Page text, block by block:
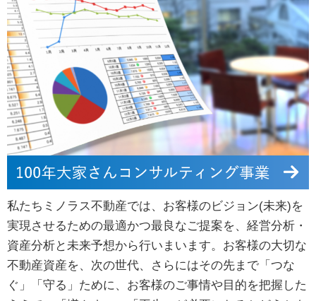
私たちミノラス不動産では、お客様のビジョン(未来)を
実現させるための最適かつ最良なご提案を、経営分析・
資産分析と未来予想から行いまいます。お客様の大切な
不動産資産を、次の世代、さらにはその先まで「つな
ぐ」「守る」ために、お客様のご事情や目的を把握した